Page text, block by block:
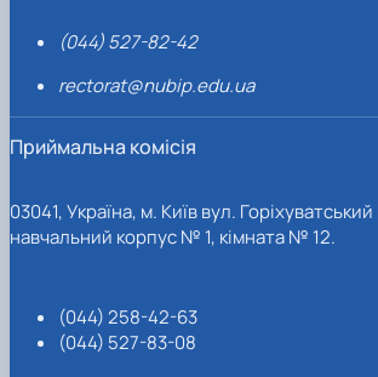
(044) 527-82-42
rectorat@nubip.edu.ua
Приймальна комісія
03041, Україна, м. Київ вул.
навчальний корпус № 1, кімната № 12.
(044) 258-42-63
(044) 527-83-08